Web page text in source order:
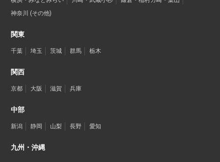
神奈川 (その他)
関東
千葉 埼玉 茨城 群馬 栃木
関西
京都 大阪 滋賀 兵庫
中部
新潟 静岡 山梨 長野 愛知
九州・沖縄